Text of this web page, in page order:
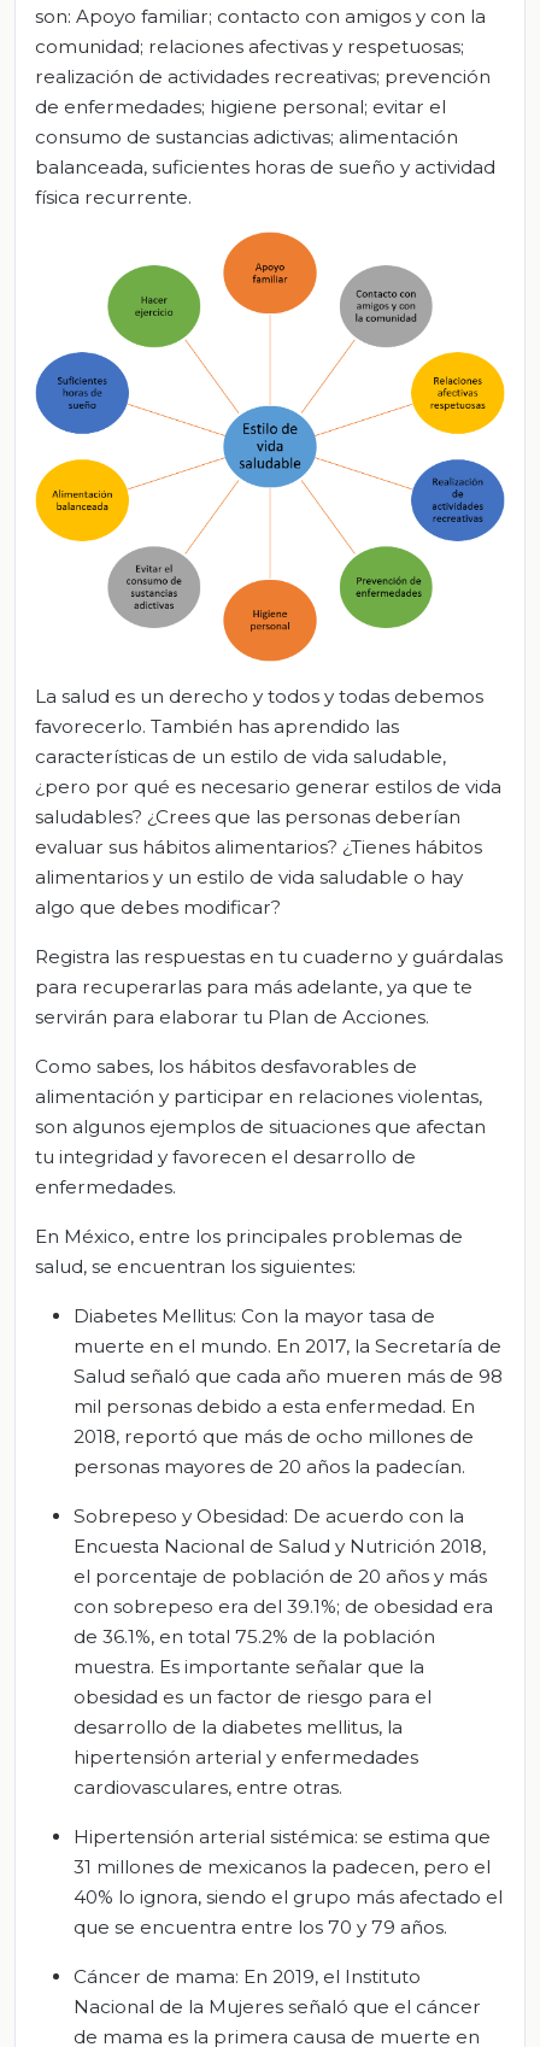
son: Apoyo familiar; contacto con amigos y con la
comunidad; relaciones afectivas y respetuosas;
realización de actividades recreativas; prevención
de enfermedades; higiene personal; evitar el
consumo de sustancias adictivas; alimentación
balanceada, suficientes horas de sueño y actividad
física recurrente.
La salud es un derecho y todos y todas debemos
favorecerlo. También has aprendido las
características de un estilo de vida saludable,
¿pero por qué es necesario generar estilos de vida
saludables? ¿Crees que las personas deberían
evaluar sus hábitos alimentarios? ¿Tienes hábitos
alimentarios y un estilo de vida saludable o hay
algo que debes modificar?
Registra las respuestas en tu cuaderno y guárdalas
para recuperarlas para más adelante, ya que te
servirán para elaborar tu Plan de Acciones.
Como sabes, los hábitos desfavorables de
alimentación y participar en relaciones violentas,
son algunos ejemplos de situaciones que afectan
tu integridad y favorecen el desarrollo de
enfermedades.
En México, entre los principales problemas de
salud, se encuentran los siguientes:
Diabetes Mellitus: Con la mayor tasa de
muerte en el mundo. En 2017, la Secretaría de
Salud señaló que cada año mueren más de 98
mil personas debido a esta enfermedad. En
2018, reportó que más de ocho millones de
personas mayores de 20 años la padecían.
Sobrepeso y Obesidad: De acuerdo con la
Encuesta Nacional de Salud y Nutrición 2018,
el porcentaje de población de 20 años y más
con sobrepeso era del 39.1%; de obesidad era
de 36.1%, en total 75.2% de la población
muestra. Es importante señalar que la
obesidad es un factor de riesgo para el
desarrollo de la diabetes mellitus, la
hipertensión arterial y enfermedades
cardiovasculares, entre otras.
Hipertensión arterial sistémica: se estima que
31 millones de mexicanos la padecen, pero el
40% lo ignora, siendo el grupo más afectado el
que se encuentra entre los 70 y 79 años.
Cáncer de mama: En 2019, el Instituto
Nacional de la Mujeres señaló que el cáncer
de mama es la primera causa de muerte en